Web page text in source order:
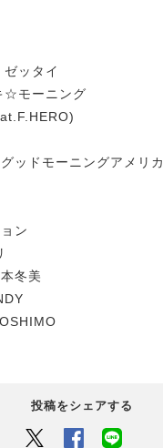
ッタイ
☆モーニング
ッドモーニングアメリカ
ン
冬美
投稿をシェアする
Twitter Facebook